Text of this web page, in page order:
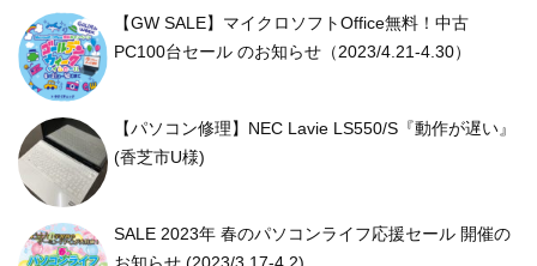
【GW SALE】マイクロソフトOffice無料！中古
PC100台セール のお知らせ（2023/4.21-4.30）
【パソコン修理】NEC Lavie LS550/S『動作が遅い』
(香芝市U様)
SALE 2023年 春のパソコンライフ応援セール 開催の